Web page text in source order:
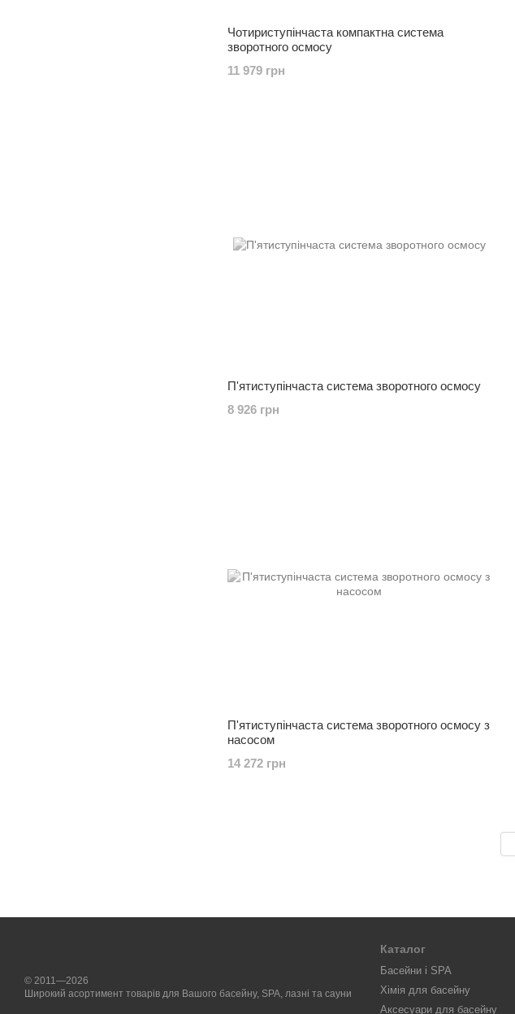
Чотириступінчаста компактна система
зворотного осмосу
11 979 грн
П'ятиступінчаста система зворотного осмосу
8 926 грн
П'ятиступінчаста система зворотного осмосу з
насосом
14 272 грн
© 2011—2026
Широкий асортимент товарів для Вашого басейну, SPA, лазні та сауни
Каталог
Басейни і SPA
Хімія для басейну
Аксесуари для басейну